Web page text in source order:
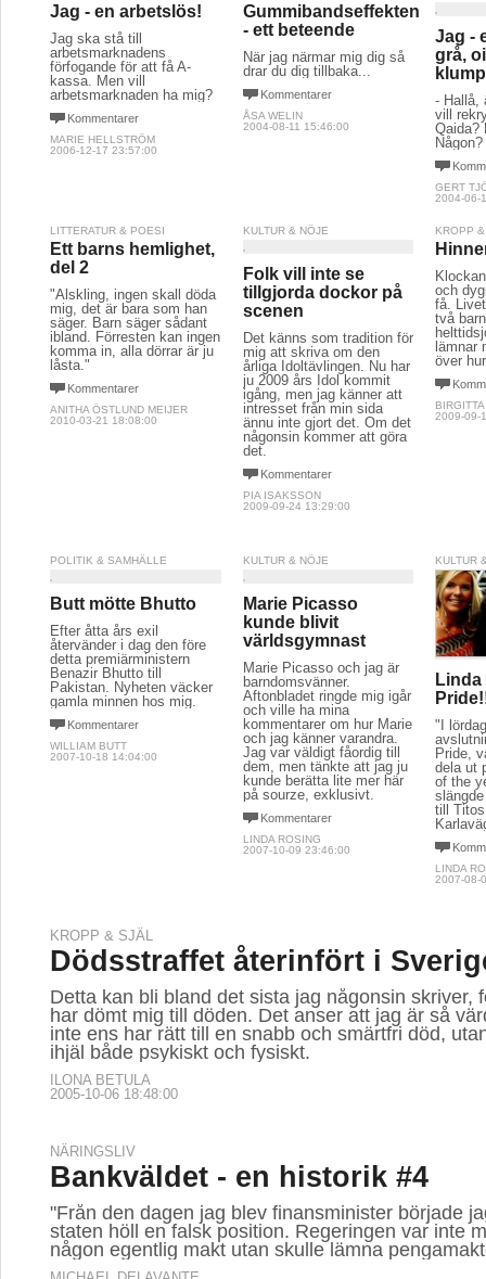
Jag - en arbetslös!
Jag ska stå till
arbetsmarknadens
förfogande för att få A-
kassa. Men vill
arbetsmarknaden ha mig?
Kommentarer
MARIE HELLSTRÖM
2006-12-17 23:57:00
Gummibandseffekten
- ett beteende
När jag närmar mig dig så
drar du dig tillbaka...
Kommentarer
ÅSA WELIN
2004-08-11 15:46:00
Jag -
grå,
klump
- Hallå,
vill
Qaida?
GERT
2004-06-
LITTERATUR & POESI
Ett barns hemlighet,
del 2
"Älskling, ingen skall döda
mig, det är bara som han
säger. Barn säger sådant
ibland. Förresten kan ingen
komma in, alla dörrar är ju
låsta."
Kommentarer
ANITHA ÖSTLUND MEIJER
2010-03-21 18:08:00
KULTUR & NÖJE
Folk vill inte se
tillgjorda dockor på
scenen
Det känns som tradition för
mig att skriva om den
årliga Idoltävlingen. Nu har
ju 2009 års Idol kommit
igång, men jag känner att
intresset från min sida
ännu inte gjort det. Om det
någonsin kommer att göra
det.
Kommentarer
PIA ISAKSSON
2009-09-24 13:29:00
KROPP
och
få.
två
lämnar
över
2009-09-
POLITIK & SAMHÄLLE
Butt mötte Bhutto
Efter åtta års exil
återvänder i dag den före
detta premiärministern
Benazir Bhutto till
Pakistan. Nyheten väcker
gamla minnen hos mig.
Kommentarer
WILLIAM BUTT
2007-10-18 14:04:00
KULTUR & NÖJE
Marie Picasso
kunde blivit
världsgymnast
Marie Picasso och jag är
barndomsvänner.
Aftonbladet ringde mig igår
och ville ha mina
kommentarer om hur Marie
och jag känner varandra.
Jag var väldigt fåordig till
dem, men tänkte att jag ju
kunde berätta lite mer här
på sourze, exklusivt.
Kommentarer
LINDA ROSING
2007-10-09 23:46:00
KULTUR
"I
Pride,
dela ut
of the
till
LINDA
2007-08-
KROPP & SJÄL
Dödsstraffet återinfört i
Detta kan bli bland det sista jag någonsin skriver,
har dömt mig till döden. Det anser att jag är så
inte ens har rätt till en snabb och smärtfri död,
ihjäl både psykiskt och fysiskt.
ILONA BETULA
2005-10-06 18:48:00
NÄRINGSLIV
Bankväldet - en historik #4
"Från den dagen jag blev finansminister började
staten höll en falsk position. Regeringen var inte
någon egentlig makt utan skulle lämna